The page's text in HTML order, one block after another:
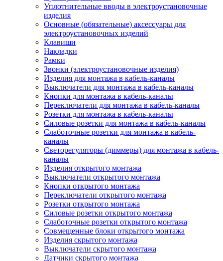
Уплотнительные вводы в электроустановочные
изделия
Основные (обязательные) аксессуары для
электроустановочных изделий
Клавиши
Накладки
Рамки
Звонки (электроустановочные изделия)
Изделия для монтажа в кабель-каналы
Выключатели для монтажа в кабель-каналы
Кнопки для монтажа в кабель-каналы
Переключатели для монтажа в кабель-каналы
Розетки для монтажа в кабель-каналы
Силовые розетки для монтажа в кабель-каналы
Слаботочные розетки для монтажа в кабель-
каналы
Светорегуляторы (диммеры) для монтажа в кабель-
каналы
Изделия открытого монтажа
Выключатели открытого монтажа
Кнопки открытого монтажа
Переключатели открытого монтажа
Розетки открытого монтажа
Силовые розетки открытого монтажа
Слаботочные розетки открытого монтажа
Совмещенные блоки открытого монтажа
Изделия скрытого монтажа
Выключатели скрытого монтажа
Датчики скрытого монтажа